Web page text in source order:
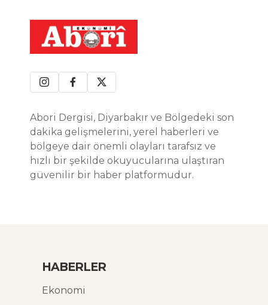
Abori Dergisi, Diyarbakır ve Bölgedeki son
dakika gelişmelerini, yerel haberleri ve
bölgeye dair önemli olayları tarafsız ve
hızlı bir şekilde okuyucularına ulaştıran
güvenilir bir haber platformudur.
HABERLER
Ekonomi